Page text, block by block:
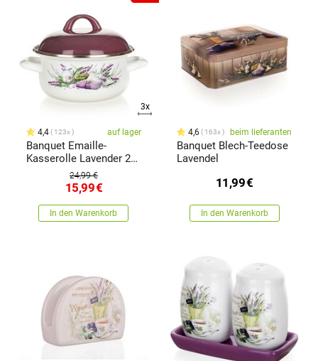
3x
4,4 123x auf lager
Banquet Emaille-
Kasserolle Lavender 20
24,99 €
15,99€
In den Warenkorb
4,6 163x beim lieferanten
Banquet Blech-Teedose
Lavendel
11,99€
In den Warenkorb